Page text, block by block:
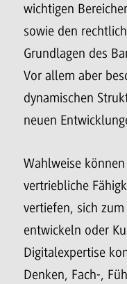
wichtigen
sowie den
Grundlagen des
Vor allem aber
dynamischen
neuen
Wahlweise
vertriebliche
vertiefen, sich
entwickeln oder
Digitalexpertise
Denken, Fach-,